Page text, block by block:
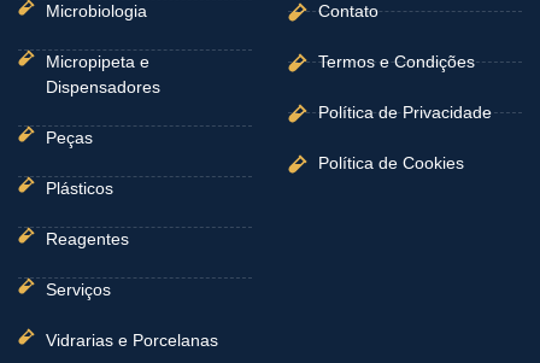
Microbiologia
Micropipeta e
Dispensadores
Peças
Plásticos
Reagentes
Serviços
Vidrarias e Porcelanas
Contato
Termos e Condições
Política de Privacidade
Política de Cookies